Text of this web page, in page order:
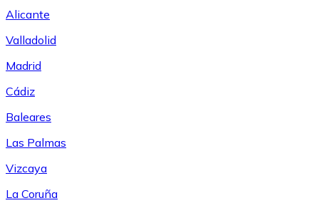
Alicante
Valladolid
Madrid
Cádiz
Baleares
Las Palmas
Vizcaya
La Coruña